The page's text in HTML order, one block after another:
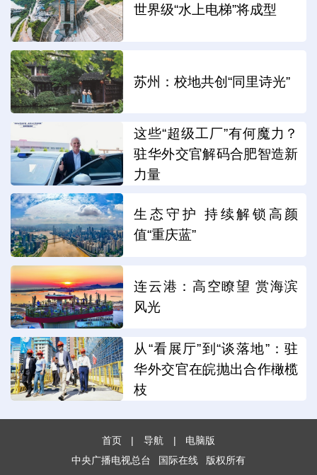
世界级“水上电梯”将成型
苏州：校地共创“同里诗光”
这些“超级工厂”有何魔力？
驻华外交官解码合肥智造新
力量
生态守护 持续解锁高颜
值“重庆蓝”
连云港：高空瞭望 赏海滨
风光
从“看展厅”到“谈落地”：驻
华外交官在皖抛出合作橄榄
枝
首页 | 导航 |
电脑版
中央广播电视总台
国际在线 版权所有